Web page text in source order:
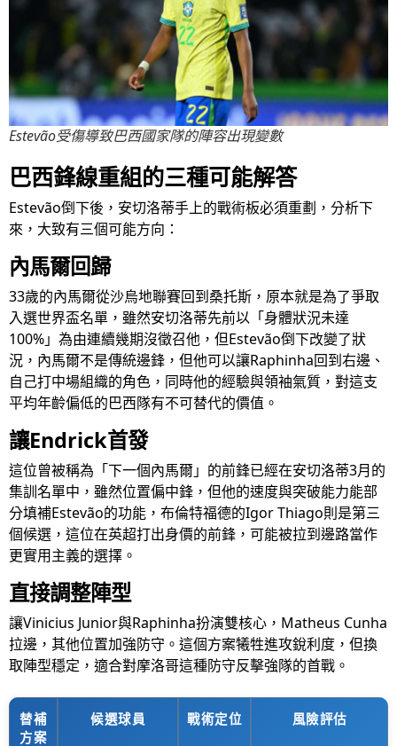
Estevão受傷導致巴西國家隊的陣容出現變數
巴西鋒線重組的三種可能解答
Estevão倒下後，安切洛蒂手上的戰術板必須重劃，分析下
來，大致有三個可能方向：
內馬爾回歸
33歲的內馬爾從沙烏地聯賽回到桑托斯，原本就是為了爭取
入選世界盃名單，雖然安切洛蒂先前以「身體狀況未達
100%」為由連續幾期沒徵召他，但Estevão倒下改變了狀
況，內馬爾不是傳統邊鋒，但他可以讓Raphinha回到右邊、
自己打中場組織的角色，同時他的經驗與領袖氣質，對這支
平均年齡偏低的巴西隊有不可替代的價值。
讓Endrick首發
這位曾被稱為「下一個內馬爾」的前鋒已經在安切洛蒂3月的
集訓名單中，雖然位置偏中鋒，但他的速度與突破能力能部
分填補Estevão的功能，布倫特福德的Igor Thiago則是第三
個候選，這位在英超打出身價的前鋒，可能被拉到邊路當作
更實用主義的選擇。
直接調整陣型
讓Vinicius Junior與Raphinha扮演雙核心，Matheus Cunha
拉邊，其他位置加強防守。這個方案犧牲進攻銳利度，但換
取陣型穩定，適合對摩洛哥這種防守反擊強隊的首戰。
替補
方案
候選球員 戰術定位 風險評估